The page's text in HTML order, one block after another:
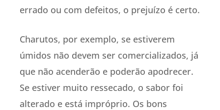
errado ou com defeitos, o prejuízo é certo.
Charutos, por exemplo, se estiverem
úmidos não devem ser comercializados, já
que não acenderão e poderão apodrecer.
Se estiver muito ressecado, o sabor foi
alterado e está impróprio. Os bons